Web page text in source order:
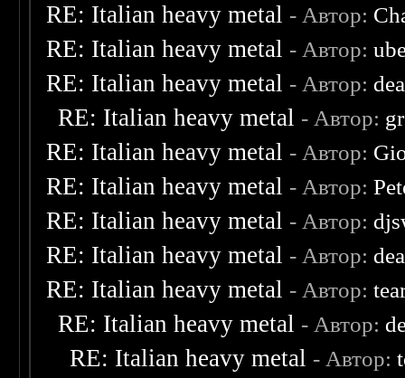
RE: Italian heavy metal - Автор:
RE: Italian heavy metal - Автор:
RE: Italian heavy metal - Автор:
RE: Italian heavy metal - Автор:
RE: Italian heavy metal - Автор:
RE: Italian heavy metal - Автор:
RE: Italian heavy metal - Автор:
RE: Italian heavy metal - Автор:
RE: Italian heavy metal - Автор:
RE: Italian heavy metal - Автор:
RE: Italian heavy metal - Автор: